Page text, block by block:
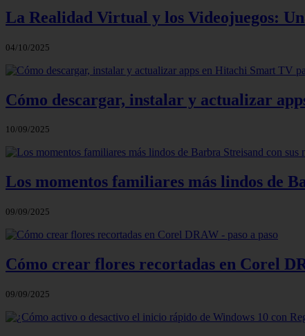
La Realidad Virtual y los Videojuegos:
04/10/2025
Cómo descargar, instalar y actualizar
10/09/2025
Los momentos familiares más lindos de
09/09/2025
Cómo crear flores recortadas en Corel
09/09/2025